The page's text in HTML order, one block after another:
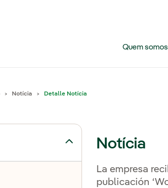
Quem somos
Notícia Detalle Notícia
de Notícia Notícia
La empresa
publicación